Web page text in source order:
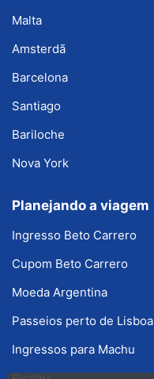
Malta
Amsterdã
Barcelona
Santiago
Bariloche
Nova York
Planejando a viagem
Ingresso Beto Carrero
Cupom Beto Carrero
Moeda Argentina
Passeios perto de Lisboa
Ingressos para Machu